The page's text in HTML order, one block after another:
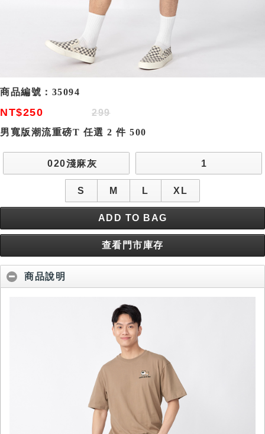
商品編號： 35094
NT$250
299
男寬版潮流重磅T 任選 2 件 500
020淺麻灰 1
S M L XL
ADD TO BAG
查看門市庫存
商品說明